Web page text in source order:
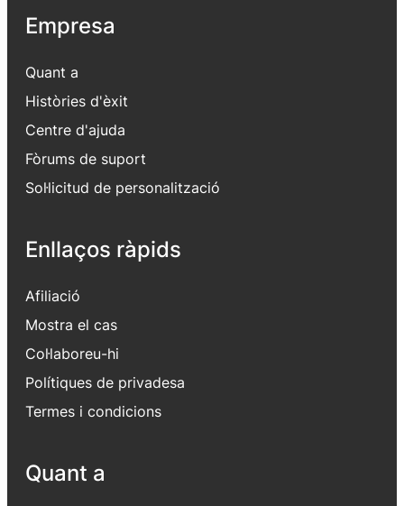
Empresa
Quant a
Històries d'èxit
Centre d'ajuda
Fòrums de suport
Sol·licitud de personalització
Enllaços ràpids
Afiliació
Mostra el cas
Col·laboreu-hi
Polítiques de privadesa
Termes i condicions
Quant a